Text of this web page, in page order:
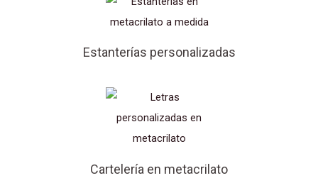
Estanterías personalizadas
Cartelería en metacrilato